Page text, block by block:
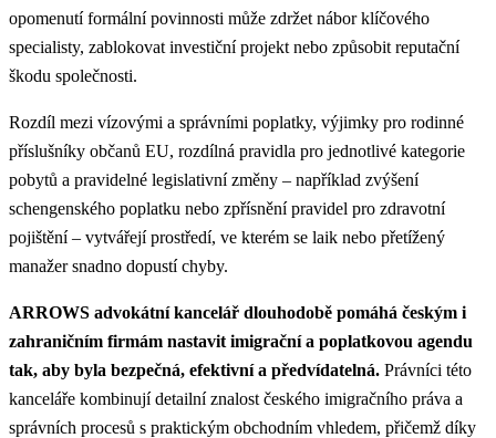
opomenutí formální povinnosti může zdržet nábor klíčového
specialisty, zablokovat investiční projekt nebo způsobit reputační
škodu společnosti.
Rozdíl mezi vízovými a správními poplatky, výjimky pro rodinné
příslušníky občanů EU, rozdílná pravidla pro jednotlivé kategorie
pobytů a pravidelné legislativní změny – například zvýšení
schengenského poplatku nebo zpřísnění pravidel pro zdravotní
pojištění – vytvářejí prostředí, ve kterém se laik nebo přetížený
manažer snadno dopustí chyby.
ARROWS advokátní kancelář dlouhodobě pomáhá českým i
zahraničním firmám nastavit imigrační a poplatkovou agendu
tak, aby byla bezpečná, efektivní a předvídatelná. Právníci této
kanceláře kombinují detailní znalost českého imigračního práva a
správních procesů s praktickým obchodním vhledem, přičemž díky